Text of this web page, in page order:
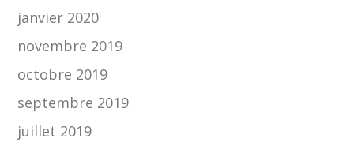
janvier 2020
novembre 2019
octobre 2019
septembre 2019
juillet 2019